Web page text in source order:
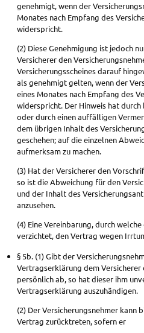
genehmigt, wenn der
Monates nach Empfang des
widerspricht.
(2) Diese Genehmigung ist jedoch
Versicherer den
Versicherungsscheines darauf
als genehmigt gelten, wenn der
eines Monates nach Empfang des
widerspricht. Der Hinweis hat
oder durch einen auffälligen
dem übrigen Inhalt des
geschehen; auf die einzelnen
aufmerksam zu machen.
(3) Hat der Versicherer den
so ist die Abweichung für den
und der Inhalt des
anzusehen.
(4) Eine Vereinbarung, durch
verzichtet, den Vertrag wegen
§ 5b. (1) Gibt der
Vertragserklärung dem
persönlich ab, so hat dieser ihm
Vertragserklärung auszuhändigen.
(2) Der Versicherungsnehmer kann
Vertrag zurücktreten, sofern er